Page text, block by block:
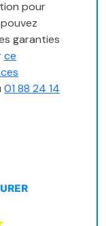
pour
garanties
ce
01 88 24 14